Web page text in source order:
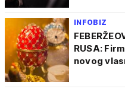
INFOBIZ
RUSA:
novog